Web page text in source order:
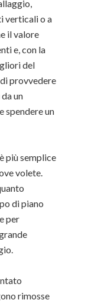
verticali o a
il valore
e, con la
del
provvedere
un
spendere un
più semplice
volete.
di piano
per
rimosse